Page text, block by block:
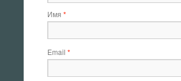
Имя *
Email *